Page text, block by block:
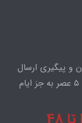
و پیگیری ارسال
محموله(تماس و یا پیام فقط از ساعت ۱۰ صبح تا ۵ عصر به جز ایام